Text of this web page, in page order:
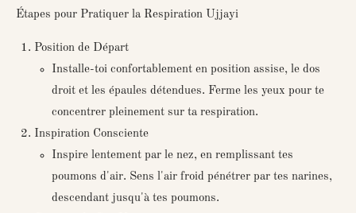
Étapes pour Pratiquer la Respiration Ujjayi
Position de Départ
Installe-toi confortablement en position assise, le dos
droit et les épaules détendues. Ferme les yeux pour te
concentrer pleinement sur ta respiration.
Inspiration Consciente
Inspire lentement par le nez, en remplissant tes
poumons d'air. Sens l'air froid pénétrer par tes narines,
descendant jusqu'à tes poumons.